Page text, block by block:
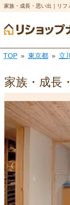
家族・成長・思い出｜リフ
TOP 東京都 立
家族・成長
《